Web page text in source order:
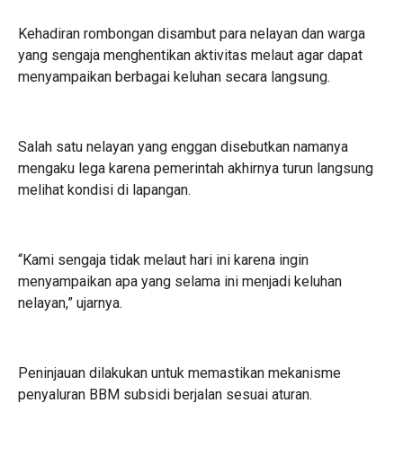
Kehadiran rombongan disambut para nelayan dan warga
yang sengaja menghentikan aktivitas melaut agar dapat
menyampaikan berbagai keluhan secara langsung.
Salah satu nelayan yang enggan disebutkan namanya
mengaku lega karena pemerintah akhirnya turun langsung
melihat kondisi di lapangan.
“Kami sengaja tidak melaut hari ini karena ingin
menyampaikan apa yang selama ini menjadi keluhan
nelayan,” ujarnya.
Peninjauan dilakukan untuk memastikan mekanisme
penyaluran BBM subsidi berjalan sesuai aturan.